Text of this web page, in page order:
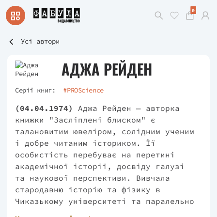
0
Усі автори
АДЖА РЕЙДЕН
Серії книг: #PROScience
(04.04.1974)
Аджа Рейден — авторка
книжки "Засліплені блиском" є
талановитим ювеліром, солідним ученим
і добре читаним істориком. Її
особистість перебуває на перетині
академічної історії, досвіду галузі
та наукової перспективи. Вивчала
стародавню історію та фізику в
Чиказькому університеті та паралельно